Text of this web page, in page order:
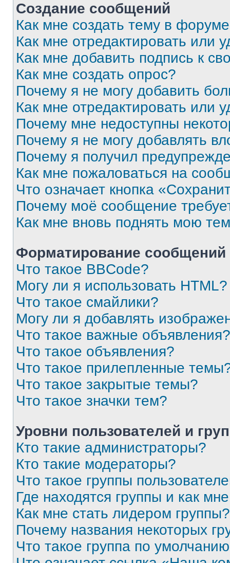
Создание сообщений
Как мне создать тему в
Как мне отредактировать или
Как мне добавить подпись к
Как мне создать опрос?
Почему я не могу добавить
Как мне отредактировать или
Почему мне недоступны
Почему я не могу добавлять
Почему я получил
Как мне пожаловаться на
Что означает кнопка
Почему моё сообщение
Как мне вновь поднять мою
Форматирование
Что такое BBCode?
Могу ли я использовать HTML?
Что такое смайлики?
Могу ли я добавлять
Что такое важные объявления?
Что такое объявления?
Что такое прилепленные
Что такое закрытые темы?
Что такое значки тем?
Уровни пользователей и
Кто такие администраторы?
Кто такие модераторы?
Что такое группы
Где находятся группы и как
Как мне стать лидером группы?
Почему названия некоторых
Что такое группа по